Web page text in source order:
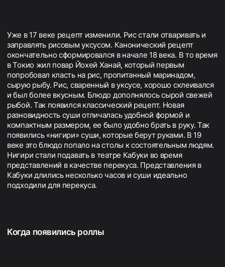
Уже в 17 веке рецепт изменили. Рис стали отваривать и
заправлять рисовым уксусом. Канонический рецепт
окончательно сформировался в начале 18 века. В то время
в Токио жил повар Йохей Ханай, который первым
попробовал класть на рис, пропитанный маринадом,
сырую рыбу. Рис, сваренный в уксусе, хорошо склеивался
и был более вкусным. Блюдо дополнялось сырой свежей
рыбой. Так появился классический рецепт. Новая
разновидность суши отличалась удобной формой и
компактным размером, ее было удобно брать в руку. Так
появились «нигири» суши, которые берут руками. В 19
веке это блюдо попало на столы к состоятельным людям.
Нигири стали подавать в театре Кабуки во время
представлений в качестве перекуса. Представления в
Кабуки длились несколько часов и суши идеально
подходили для перекуса.
Когда появились роллы